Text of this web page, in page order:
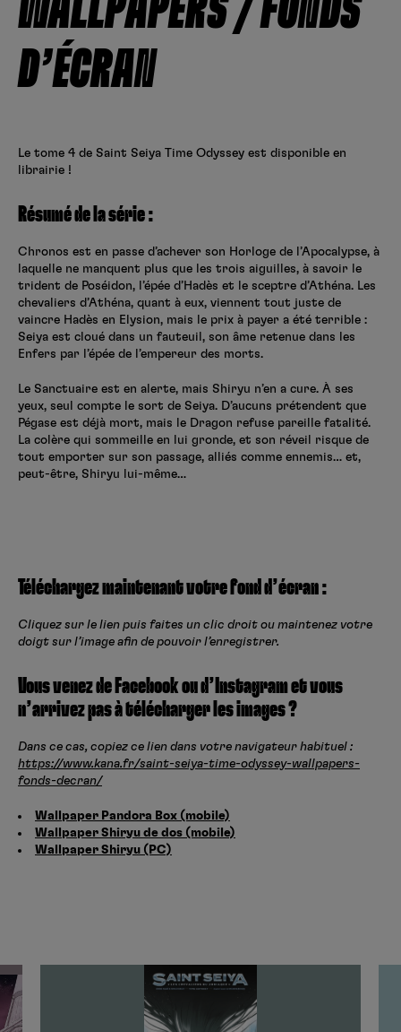
WALLPAPERS / FONDS
D’ÉCRAN
Le tome 4 de Saint Seiya Time Odyssey est disponible en
librairie !
Résumé de la série :
Chronos est en passe d’achever son Horloge de l’Apocalypse, à
laquelle ne manquent plus que les trois aiguilles, à savoir le
trident de Poséidon, l’épée d’Hadès et le sceptre d’Athéna. Les
chevaliers d’Athéna, quant à eux, viennent tout juste de
vaincre Hadès en Elysion, mais le prix à payer a été terrible :
Seiya est cloué dans un fauteuil, son âme retenue dans les
Enfers par l’épée de l’empereur des morts.
Le Sanctuaire est en alerte, mais Shiryu n’en a cure. À ses
yeux, seul compte le sort de Seiya. D’aucuns prétendent que
Pégase est déjà mort, mais le Dragon refuse pareille fatalité.
La colère qui sommeille en lui gronde, et son réveil risque de
tout emporter sur son passage, alliés comme ennemis… et,
peut-être, Shiryu lui-même…
Téléchargez maintenant votre fond d’écran :
Cliquez sur le lien puis faites un clic droit ou maintenez votre
doigt sur l’image afin de pouvoir l’enregistrer.
Vous venez de Facebook ou d’Instagram et vous
n’arrivez pas à télécharger les images ?
Dans ce cas, copiez ce lien dans votre navigateur habituel :
https://www.kana.fr/saint-seiya-time-odyssey-wallpapers-
fonds-decran/
Wallpaper Pandora Box (mobile)
Wallpaper Shiryu de dos (mobile)
Wallpaper Shiryu (PC)
Se connecter
Hunter x Hunter
Fire Force